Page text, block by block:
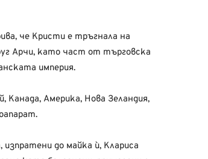
че Кристи е тръгнала на
Арчи, като част от търговска
империя.
Америка, Нова Зеландия,
до майка ѝ, Клариса